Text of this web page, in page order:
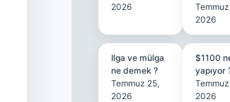
2026
2026
Ilga ve mülga
ne demek ?
Temmuz 25,
2026
$1100
yapıyor
2026